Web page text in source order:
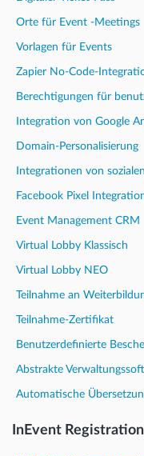
Orte für Event -Meetings
Vorlagen für Events
Zapier No-Code-
Berechtigungen für
Integration von Google
Domain-Personalisierung
Integrationen von
Facebook Pixel
Event Management CRM
Virtual Lobby Klassisch
Virtual Lobby NEO
Teilnahme an
Teilnahme-Zertifikat
Benutzerdefinierte
Abstrakte
Automatische
InEvent Registration